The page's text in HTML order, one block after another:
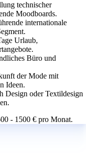
technischer
Moodboards.
internationale
Urlaub,
Büro und
der Mode mit
Ideen.
Design oder Textildesign
- 1500 € pro Monat.